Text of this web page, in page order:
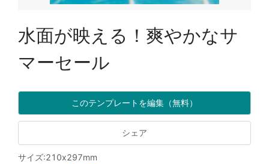
水面が映える！爽やかなサ
マーセール
このテンプレートを編集（無料）
シェア
サイズ:210x297mm